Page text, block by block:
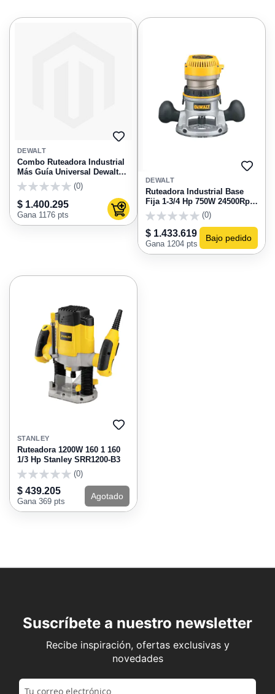
AGREGAR
FAVORITOS
DEWALT
Combo Ruteadora Industrial
Más Guía Universal Dewalt
DW616-B
(0)
$ 1.400.295
Gana 1176 pts Agregar al carrito
DEWALT
Ruteadora Industrial Base
Fija 1-3/4 Hp 750W 24500Rpm
Dewalt DW616
(0)
$ 1.433.619
Gana 1204 pts
Bajo pedido
AGREGAR
FAVORITOS
STANLEY
Ruteadora 1200W 160 1 160
1/3 Hp Stanley SRR1200-B3
(0)
$ 439.205
Gana 369 pts
Agotado
Suscríbete a nuestro newsletter
Recibe inspiración, ofertas exclusivas y
novedades